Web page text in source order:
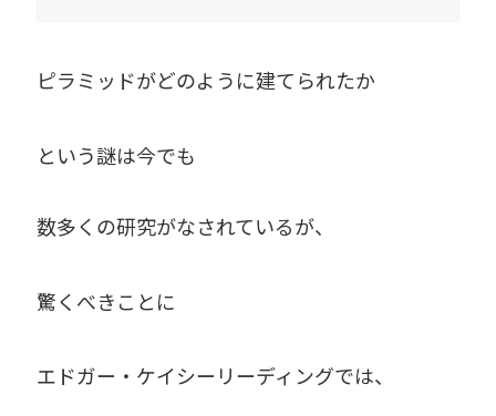
ピラミッドがどのように建てられたか
という謎は今でも
数多くの研究がなされているが、
驚くべきことに
エドガー・ケイシーリーディングでは、